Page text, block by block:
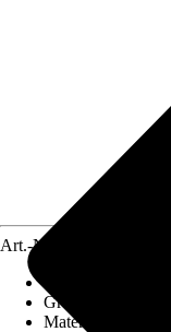
Art.-Nr.
Grundfarbe
Material